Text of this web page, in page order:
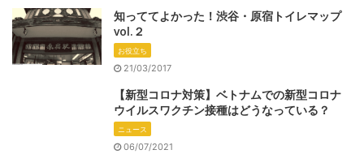
知っててよかった！渋谷・原宿トイレマップ
vol.２
お役立ち
21/03/2017
【新型コロナ対策】ベトナムでの新型コロナ
ウイルスワクチン接種はどうなっている？
ニュース
06/07/2021